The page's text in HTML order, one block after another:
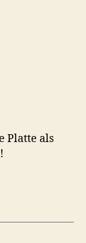
Platte als